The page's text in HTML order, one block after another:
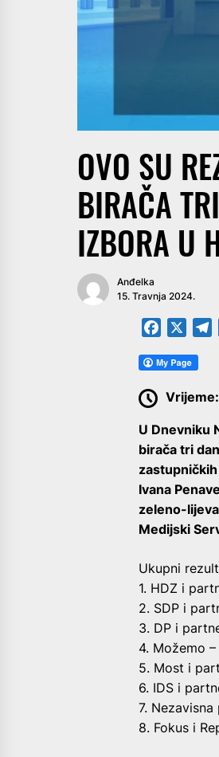
OVO SU
BIRAČA
IZBORA U
Anđelka
15. Travnja 2024.
Vrijeme:
U Dnevniku
birača tri
Ivana
zeleno-
Medijski
Ukupni
1. HDZ i
2. SDP i
3. DP i
4. Možemo –
5. Most i
6. IDS i
7.
8. Fokus i